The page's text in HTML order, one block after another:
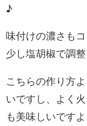
♪
味付けの濃さも
少し塩胡椒で調
こちらの作り方
いですし、よく
も美味しいです